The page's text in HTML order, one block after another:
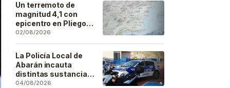
Un terremoto de
magnitud 4,1 con
epicentro en Pliego
se deja sentir en
buena parte de la
región
02/08/2026
La Policía Local de
Abarán incauta
distintas sustancias
estupefacientes en
04/08/2026